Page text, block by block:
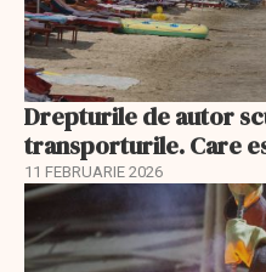
Drepturile de autor
transporturile. Care
11 FEBRUARIE 2026